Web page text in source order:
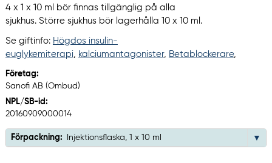
4 x 1 x 10 ml bör finnas tillgänglig på alla
sjukhus. Större sjukhus bör lagerhålla 10 x 10 ml.
Se giftinfo: Högdos insulin-
euglykemiterapi, kalciumantagonister, Betablockerare,
Företag:
Sanofi AB (Ombud)
NPL/SB-id:
20160909000014
Förpackning: Injektionsflaska, 1 x 10 ml